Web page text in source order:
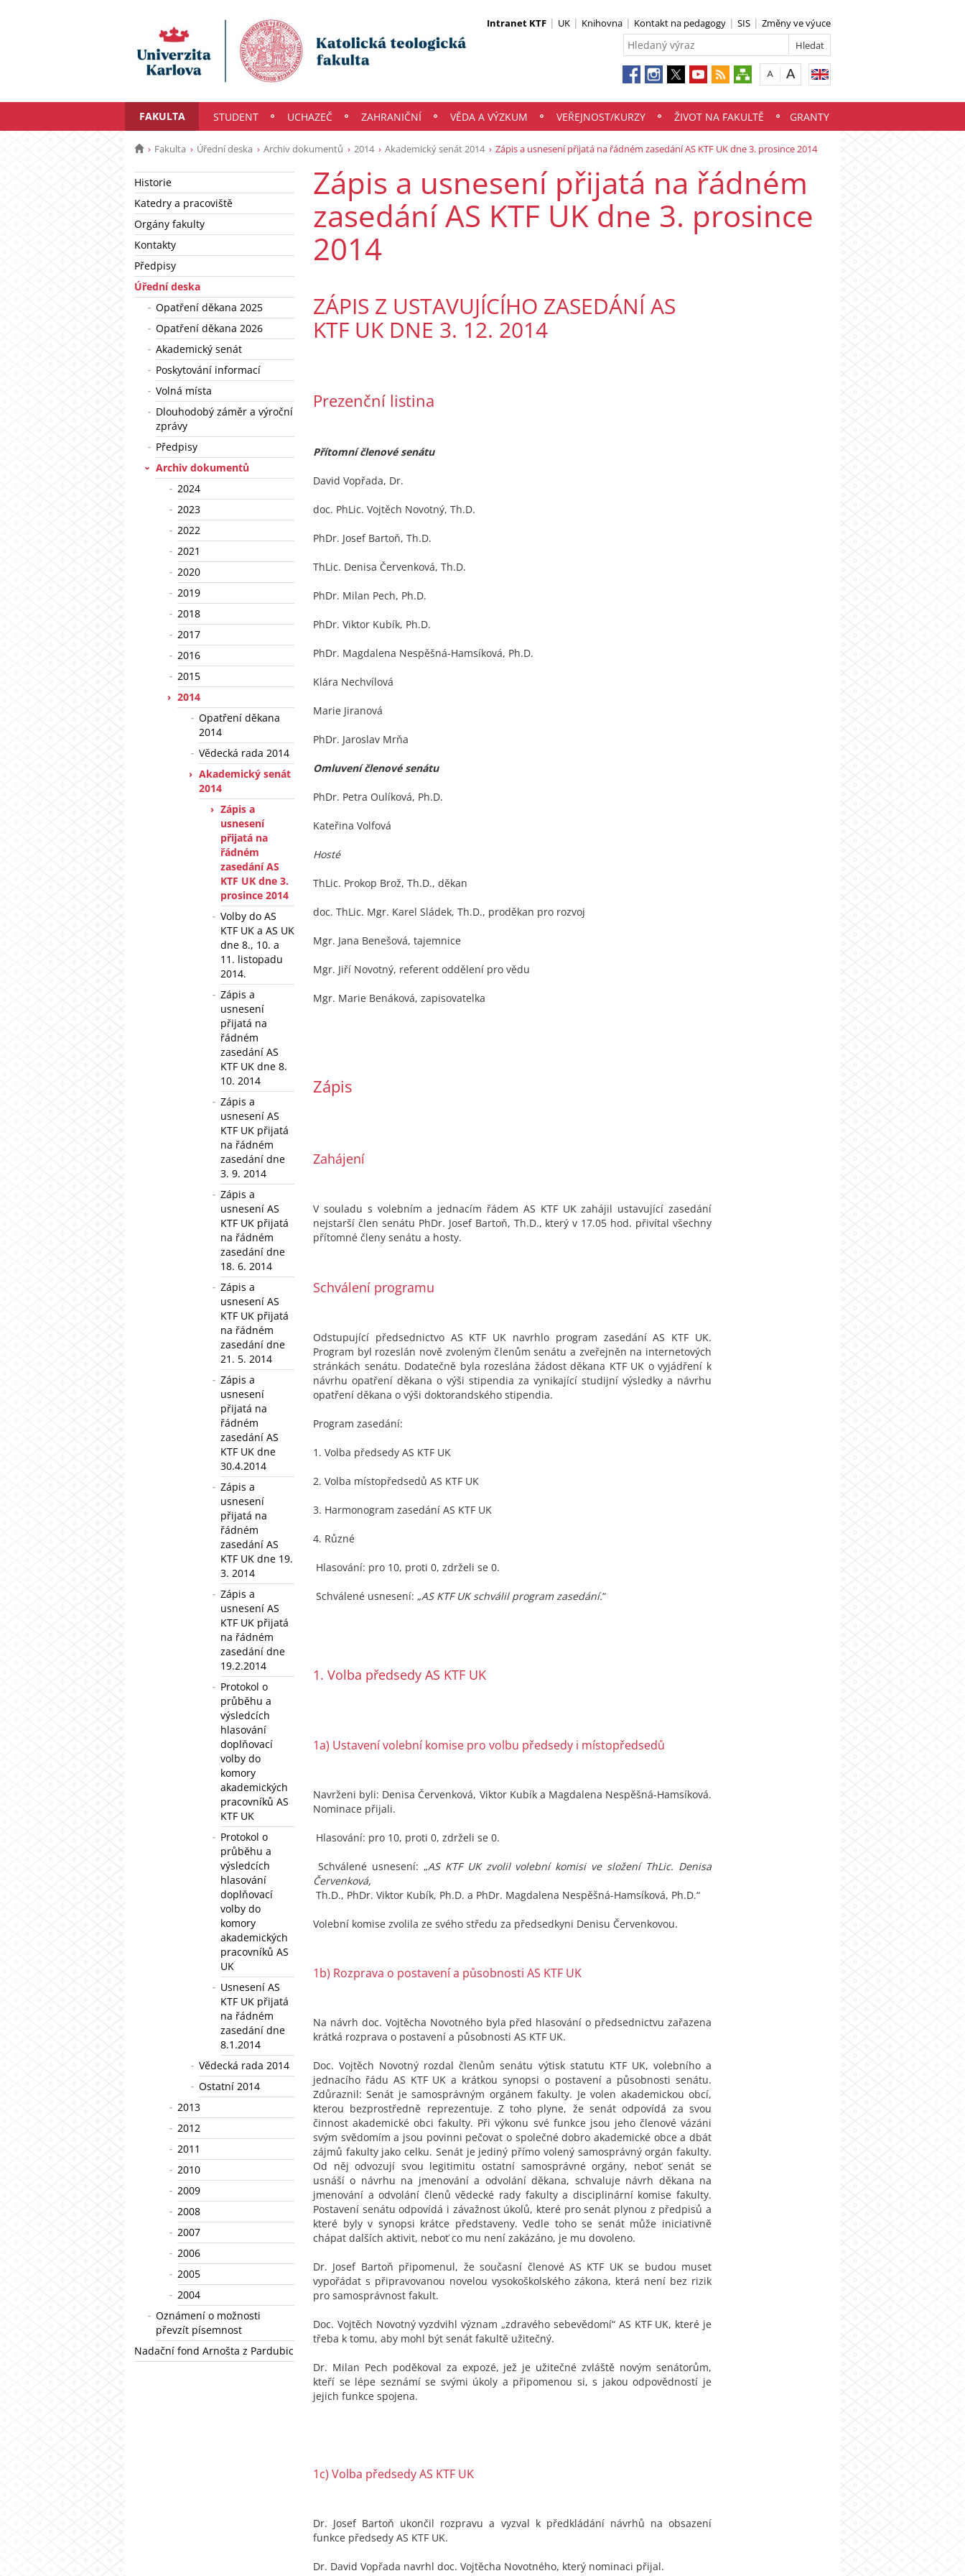
Intranet KTF UK Knihovna Kontakt na pedagogy SIS Změny ve výuce
FAKULTA STUDENT UCHAZEČ ZAHRANIČNÍ VĚDA A VÝZKUM VEŘEJNOST/KURZY ŽIVOT NA FAKULTĚ GRANTY
Fakulta Úřední deska Archiv dokumentů 2014 Akademický senát 2014 Zápis a usnesení přijatá na řádném zasedání AS KTF UK dne 3. prosince 2014
Historie
Katedry a pracoviště
Orgány fakulty
Kontakty
Předpisy
Úřední deska
Opatření děkana 2025
Opatření děkana 2026
Akademický senát
Poskytování informací
Volná místa
Dlouhodobý záměr a výroční
zprávy
Předpisy
Archiv dokumentů
2024
2023
2022
2021
2020
2019
2018
2017
2016
2015
2014
Opatření děkana
2014
Vědecká rada 2014
Akademický senát
2014
Zápis a
usnesení
přijatá na
řádném
zasedání AS
KTF UK dne 3.
prosince 2014
Volby do AS
KTF UK a AS UK
dne 8., 10. a
11. listopadu
2014.
Zápis a
usnesení
přijatá na
řádném
zasedání AS
KTF UK dne 8.
10. 2014
Zápis a
usnesení AS
KTF UK přijatá
na řádném
zasedání dne
3. 9. 2014
Zápis a
usnesení AS
KTF UK přijatá
na řádném
zasedání dne
18. 6. 2014
Zápis a
usnesení AS
KTF UK přijatá
na řádném
zasedání dne
21. 5. 2014
Zápis a
usnesení
přijatá na
řádném
zasedání AS
KTF UK dne
30.4.2014
Zápis a
usnesení
přijatá na
řádném
zasedání AS
KTF UK dne 19.
3. 2014
Zápis a
usnesení AS
KTF UK přijatá
na řádném
zasedání dne
19.2.2014
Protokol o
průběhu a
výsledcích
hlasování
doplňovací
volby do
komory
akademických
pracovníků AS
KTF UK
Protokol o
průběhu a
výsledcích
hlasování
doplňovací
volby do
komory
akademických
pracovníků AS
UK
Usnesení AS
KTF UK přijatá
na řádném
zasedání dne
8.1.2014
Vědecká rada 2014
Ostatní 2014
2013
2012
2011
2010
2009
2008
2007
2006
2005
2004
Oznámení o možnosti
převzít písemnost
Nadační fond Arnošta z Pardubic
Zápis a usnesení přijatá na řádném
zasedání AS KTF UK dne 3. prosince
2014
ZÁPIS Z USTAVUJÍCÍHO ZASEDÁNÍ AS
KTF UK DNE 3. 12. 2014
Prezenční listina
Přítomní členové senátu
David Vopřada, Dr.
doc. PhLic. Vojtěch Novotný, Th.D.
PhDr. Josef Bartoň, Th.D.
ThLic. Denisa Červenková, Th.D.
PhDr. Milan Pech, Ph.D.
PhDr. Viktor Kubík, Ph.D.
PhDr. Magdalena Nespěšná-Hamsíková, Ph.D.
Klára Nechvílová
Marie Jiranová
PhDr. Jaroslav Mrňa
Omluvení členové senátu
PhDr. Petra Oulíková, Ph.D.
Kateřina Volfová
Hosté
ThLic. Prokop Brož, Th.D., děkan
doc. ThLic. Mgr. Karel Sládek, Th.D., proděkan pro rozvoj
Mgr. Jana Benešová, tajemnice
Mgr. Jiří Novotný, referent oddělení pro vědu
Mgr. Marie Benáková, zapisovatelka
Zápis
Zahájení
V souladu s volebním a jednacím řádem AS KTF UK zahájil ustavující zasedání
nejstarší člen senátu PhDr. Josef Bartoň, Th.D., který v 17.05 hod. přivítal všechny
přítomné členy senátu a hosty.
Schválení programu
Odstupující předsednictvo AS KTF UK navrhlo program zasedání AS KTF UK.
Program byl rozeslán nově zvoleným členům senátu a zveřejněn na internetových
stránkách senátu. Dodatečně byla rozeslána žádost děkana KTF UK o vyjádření k
návrhu opatření děkana o výši stipendia za vynikající studijní výsledky a návrhu
opatření děkana o výši doktorandského stipendia.
Program zasedání:
1. Volba předsedy AS KTF UK
2. Volba místopředsedů AS KTF UK
3. Harmonogram zasedání AS KTF UK
4. Různé
Hlasování: pro 10, proti 0, zdrželi se 0.
Schválené usnesení: „AS KTF UK schválil program zasedání.“
1. Volba předsedy AS KTF UK
1a) Ustavení volební komise pro volbu předsedy i místopředsedů
Navrženi byli: Denisa Červenková, Viktor Kubík a Magdalena Nespěšná-Hamsíková.
Nominace přijali.
Hlasování: pro 10, proti 0, zdrželi se 0.
Schválené usnesení: „AS KTF UK zvolil volební komisi ve složení ThLic. Denisa
Červenková,
Th.D., PhDr. Viktor Kubík, Ph.D. a PhDr. Magdalena Nespěšná-Hamsíková, Ph.D.“
Volební komise zvolila ze svého středu za předsedkyni Denisu Červenkovou.
1b) Rozprava o postavení a působnosti AS KTF UK
Na návrh doc. Vojtěcha Novotného byla před hlasování o předsednictvu zařazena
krátká rozprava o postavení a působnosti AS KTF UK.
Doc. Vojtěch Novotný rozdal členům senátu výtisk statutu KTF UK, volebního a
jednacího řádu AS KTF UK a krátkou synopsi o postavení a působnosti senátu.
Zdůraznil: Senát je samosprávným orgánem fakulty. Je volen akademickou obcí,
kterou bezprostředně reprezentuje. Z toho plyne, že senát odpovídá za svou
činnost akademické obci fakulty. Při výkonu své funkce jsou jeho členové vázáni
svým svědomím a jsou povinni pečovat o společné dobro akademické obce a dbát
zájmů fakulty jako celku. Senát je jediný přímo volený samosprávný orgán fakulty.
Od něj odvozují svou legitimitu ostatní samosprávné orgány, neboť senát se
usnáší o návrhu na jmenování a odvolání děkana, schvaluje návrh děkana na
jmenování a odvolání členů vědecké rady fakulty a disciplinární komise fakulty.
Postavení senátu odpovídá i závažnost úkolů, které pro senát plynou z předpisů a
které byly v synopsi krátce představeny. Vedle toho se senát může iniciativně
chápat dalších aktivit, neboť co mu není zakázáno, je mu dovoleno.
Dr. Josef Bartoň připomenul, že současní členové AS KTF UK se budou muset
vypořádat s připravovanou novelou vysokoškolského zákona, která není bez rizik
pro samosprávnost fakult.
Doc. Vojtěch Novotný vyzdvihl význam „zdravého sebevědomí“ AS KTF UK, které je
třeba k tomu, aby mohl být senát fakultě užitečný.
Dr. Milan Pech poděkoval za expozé, jež je užitečné zvláště novým senátorům,
kteří se lépe seznámí se svými úkoly a připomenou si, s jakou odpovědností je
jejich funkce spojena.
1c) Volba předsedy AS KTF UK
Dr. Josef Bartoň ukončil rozpravu a vyzval k předkládání návrhů na obsazení
funkce předsedy AS KTF UK.
Dr. David Vopřada navrhl doc. Vojtěcha Novotného, který nominaci přijal.